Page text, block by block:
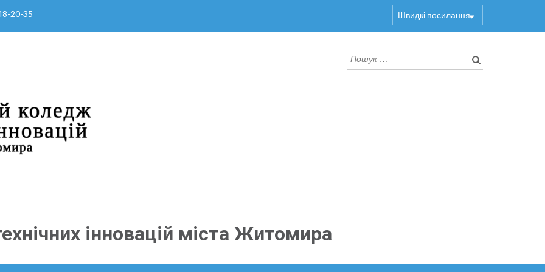
20-35 Швидкі посилання
інновацій міста Житомира
Пошук: